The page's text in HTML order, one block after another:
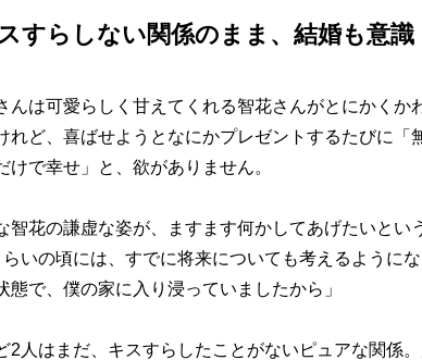
すらしない関係のまま、結婚も意識
は可愛らしく甘えてくれる智花さんがとにかくか
れど、喜ばせようとなにかプレゼントするたびに「
けで幸せ」と、欲がありません。
智花の謙虚な姿が、ますます何かしてあげたいと
いの頃には、すでに将来についても考えるように
態で、僕の家に入り浸っていましたから」
人はまだ、キスすらしたことがないピュアな関係